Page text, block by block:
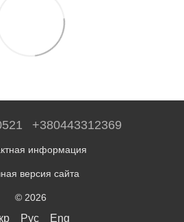
+380443312369
информация
версия сайта
© 2026
Рус Eng